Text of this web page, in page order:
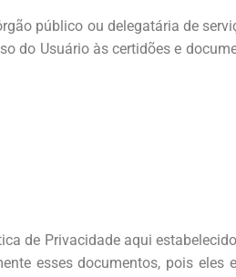
público ou delegatária de
do Usuário às certidões e
de Privacidade aqui
esses documentos, pois eles